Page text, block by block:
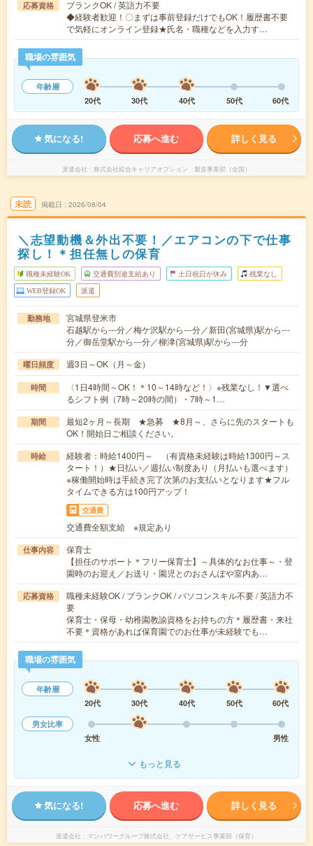
応募資格
ブランクOK / 英語力不要
◆経験者歓迎！〇まずは事前登録だけでもOK！履歴書不要
で気軽にオンライン登録★氏名・職種などを入力す…
職場の雰囲気
年齢層
20代
30代 40代 50代 60代
気になる! 応募へ進む 詳しく見る
派遣会社 株式会社綜合キャリアオプション 製造事業部（全国）
未読 掲載日 2026/08/04
＼志望動機＆外出不要！／エアコンの下で仕事
探し！＊担任無しの保育
職種未経験OK 交通費別途支給あり 土日祝日が休み 残業なし
WEB登録OK 派遣
勤務地
宮城県登米市
石越駅から---分／梅ケ沢駅から---分／新田(宮城県)駅から---
分／御岳堂駅から---分／柳津(宮城県)駅から---分
曜日頻度 週3日～OK（月～金）
時間
〈1日4時間～OK！＊10～14時など！〉※残業なし！▼選べ
るシフト例（7時～20時の間）・7時～1…
期間
最短2ヶ月～長期 ★急募 ★8月～、さらに先のスタートも
OK！開始日ご相談ください。
時給
経験者：時給1400円～ （有資格未経験は時給1300円～ス
タート！）★日払い／週払い制度あり（月払いも選べます）
※稼働開始時は手続き完了次第のお支払いとなります★フル
タイムできる方は100円アップ！
交通費
交通費全額支給 ※規定あり
仕事内容
保育士
【担任のサポート＊フリー保育士】～具体的なお仕事～・登
園時のお迎え／お送り・園児とのおさんぽや室内あ…
応募資格
職種未経験OK / ブランクOK / パソコンスキル不要 / 英語力不
要
保育士・保母・幼稚園教諭資格をお持ちの方＊履歴書・来社
不要＊資格があれば保育園でのお仕事が未経験でも…
職場の雰囲気
年齢層
20代
30代 40代 50代
60代
男女比率
女性
男性
もっと見る
気になる! 応募へ進む 詳しく見る
派遣会社 マンパワーグループ株式会社 ケアサービス事業部（保育）